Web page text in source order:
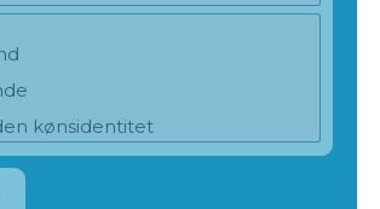
kønsidentitet